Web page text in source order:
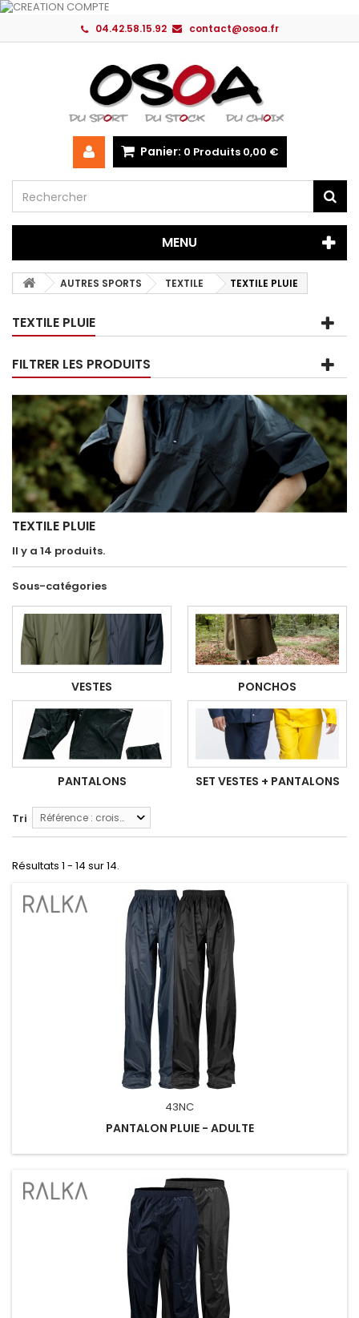
04.42.58.15.92 contact@osoa.fr
Panier: 0 Produits 0,00 €
MENU
AUTRES SPORTS TEXTILE TEXTILE PLUIE
TEXTILE PLUIE
FILTRER LES PRODUITS
TEXTILE PLUIE
Il y a 14 produits.
Sous-catégories
VESTES PONCHOS
PANTALONS SET VESTES + PANTALONS
Tri Référence : croissante
Résultats 1 - 14 sur 14.
43NC
PANTALON PLUIE - ADULTE